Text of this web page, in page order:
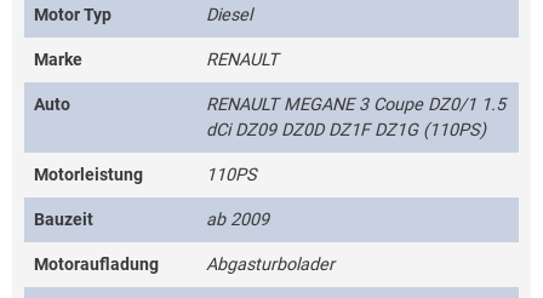
Motor Typ Diesel
Marke RENAULT
Auto
RENAULT MEGANE 3 Coupe DZ0/1 1.5
dCi DZ09 DZ0D DZ1F DZ1G (110PS)
Motorleistung 110PS
Bauzeit ab 2009
Motoraufladung Abgasturbolader